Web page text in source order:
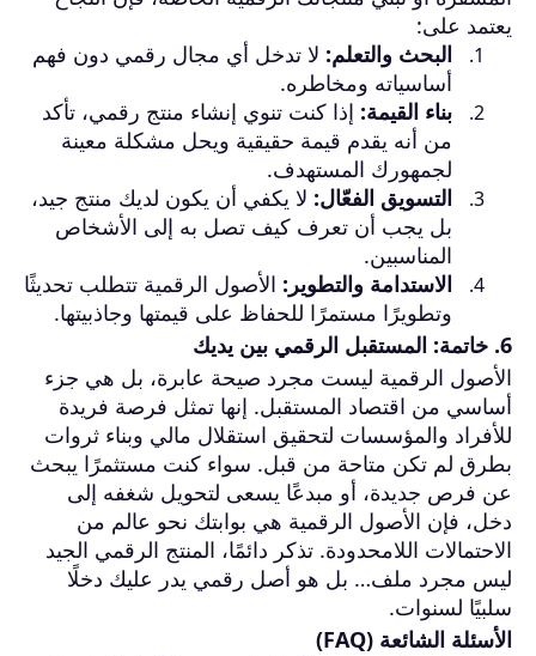
يعتمد على:
البحث والتعلم: لا تدخل أي مجال رقمي دون فهم
أساسياته ومخاطره.
بناء القيمة: إذا كنت تنوي إنشاء منتج رقمي، تأكد
من أنه يقدم قيمة حقيقية ويحل مشكلة معينة
لجمهورك المستهدف.
التسويق الفعّال: لا يكفي أن يكون لديك منتج جيد،
بل يجب أن تعرف كيف تصل به إلى الأشخاص
المناسبين.
الاستدامة والتطوير: الأصول الرقمية تتطلب تحديثًا
وتطويرًا مستمرًا للحفاظ على قيمتها وجاذبيتها.
6. خاتمة: المستقبل الرقمي بين يديك
الأصول الرقمية ليست مجرد صيحة عابرة، بل هي جزء
أساسي من اقتصاد المستقبل. إنها تمثل فرصة فريدة
للأفراد والمؤسسات لتحقيق استقلال مالي وبناء ثروات
بطرق لم تكن متاحة من قبل. سواء كنت مستثمرًا يبحث
عن فرص جديدة، أو مبدعًا يسعى لتحويل شغفه إلى
دخل، فإن الأصول الرقمية هي بوابتك نحو عالم من
الاحتمالات اللامحدودة. تذكر دائمًا، المنتج الرقمي الجيد
ليس مجرد ملف… بل هو أصل رقمي يدر عليك دخلًا
سلبيًا لسنوات.
الأسئلة الشائعة (FAQ)